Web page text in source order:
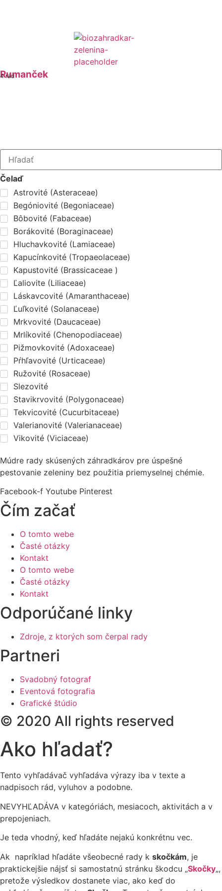
Rumanček
4 rád
Čelaď
Astrovité (Asteraceae)
Begóniovité (Begoniaceae)
Bôbovité (Fabaceae)
Borákovité (Boraginaceae)
Hluchavkovité (Lamiaceae)
Kapucínkovité (Tropaeolaceae)
Kapustovité (Brassicaceae )
Ľaliovite (Liliaceae)
Láskavcovité (Amaranthaceae)
Ľuľkovité (Solanaceae)
Mrkvovité (Daucaceae)
Mrlíkovité (Chenopodiaceae)
Pižmovkovité (Adoxaceae)
Pŕhľavovité (Urticaceae)
Ružovité (Rosaceae)
Slezovité
Stavikrvovité (Polygonaceae)
Tekvicovité (Cucurbitaceae)
Valerianovité (Valerianaceae)
Vikovité (Viciaceae)
Múdre rady skúsených záhradkárov pre úspešné
pestovanie zeleniny bez použitia priemyselnej chémie.
Facebook-f Youtube Pinterest
Čím začať
O tomto webe
Časté otázky
Kontakt
O tomto webe
Časté otázky
Kontakt
Odporúčané linky
Zdroje, z ktorých som čerpal rady
Partneri
Svadobný fotograf
Eventová fotografia
Grafické štúdio
© 2020 All rights reserved
Ako hľadať?
Tento vyhľadávač vyhľadáva výrazy iba v texte a
nadpisoch rád, vyluhov a podobne.
NEVYHĽADÁVA v kategóriách, mesiacoch, aktivitách a v
prepojeniach.
Je teda vhodný, keď hľadáte nejakú konkrétnu vec.
Ak napríklad hľadáte všeobecné rady k skočkám, je
praktickejšie nájsť si samostatnú stránku škodcu „Skočky„,
pretože výsledkov dostanete viac, ako keď do